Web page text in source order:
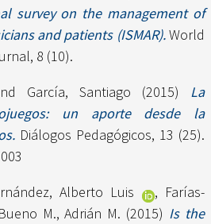
survey on the management of
and patients (ISMAR).World
8 (10).
García, Santiago (2015) La
un aporte desde la
Diálogos Pedagógicos, 13 (25).
Alberto Luis , Farías-
Bueno M., Adrián M. (2015) Is the